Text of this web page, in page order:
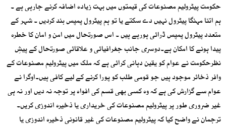
حکومت پیٹرولیم مصنوعات کی قیمتوں میں بہت زیادہ اضافہ کرنے جارہی ہے ۔
ہم اتنا مہنگا پیٹرول نہیں دے سکتے یا تو ہم پیٹرول پمپس بند کردیں ۔ شہر کے
متعدد پیٹرول پمپس ڈرائی ہورہے ہیں ۔ اس صورتحال میں امن و امان کا خطرہ
پیدا ہونے کا امکان ہے۔دوسری جانب جغرافیائی و علاقائی صورتحال کے پیشِ
نظرحکومت نے عوام کو یقین دہانی کرائی ہے کہ ملک میں پیٹرولیم مصنوعات کے
وافر ذخائر موجود ہیں جو قومی طلب کو پورا کرنے کے لیے کافی ہیں۔اوگرا نے
عوام سے گزارش کی ہے کہ وہ کسی بھی قسم کی افواہ پر توجہ نہ دیں اور نہ ہی
غیر ضروری طور پر پیٹرولیم مصنوعات کی خریداری یا ذخیرہ اندوزی کریں۔
ترجمان نے واضح کیا کہ پیٹرولیم مصنوعات کی غیر قانونی ذخیرہ اندوزی یا